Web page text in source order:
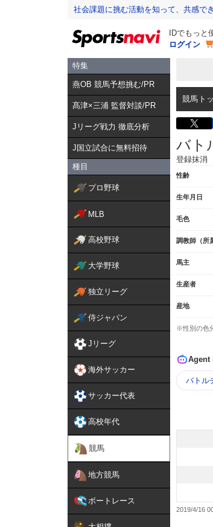
社会課題に挑む活動を知って、共感で
IDでもっと
ログイン
特集
燕OB 競馬予想挑む/PR
髙津×三浦 監督対談/PR
Jリーグ戦力 徹底分析
J国立試合に無料招待
種目
プロ野球
MLB
高校野球
大学野球
独立リーグ
侍ジャパン
Jリーグ
海外サッカー
サッカー代表
高校年代
競馬
地方競馬
ボートレース
競馬ト
バト
登録抹消
性齢
生年月日
毛色
調教師（所
馬主
生産者
産地
※性別の色
Agent
バトル
2019/4/16